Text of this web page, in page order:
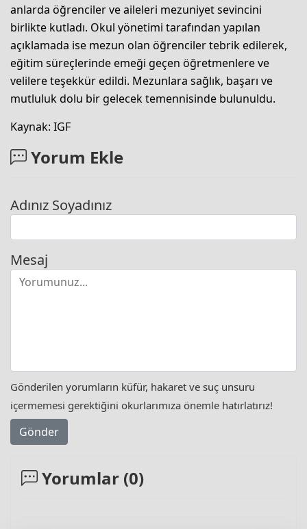
anlarda öğrenciler ve aileleri mezuniyet sevincini
birlikte kutladı. Okul yönetimi tarafından yapılan
açıklamada ise mezun olan öğrenciler tebrik edilerek,
eğitim süreçlerinde emeği geçen öğretmenlere ve
velilere teşekkür edildi. Mezunlara sağlık, başarı ve
mutluluk dolu bir gelecek temennisinde bulunuldu.
Kaynak: IGF
Yorum Ekle
Adınız Soyadınız
Mesaj
Gönderilen yorumların küfür, hakaret ve suç unsuru
içermemesi gerektiğini okurlarımıza önemle hatırlatırız!
Gönder
Yorumlar (0)